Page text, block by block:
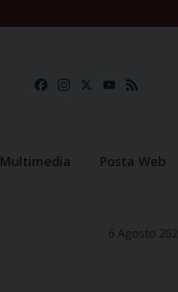
FacebookInstagramYouTube
Multimedia Posta Web
6 Agosto